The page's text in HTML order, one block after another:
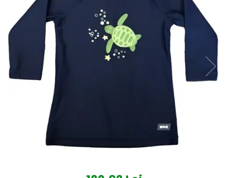
Protectii utile
Poarta siguranta copii
Deflectoare pentru aer
conditionat
Protectii exterior
Casti antifonice pentru copii si
Echipament protectie bicicleta si
Accesorii auto copii